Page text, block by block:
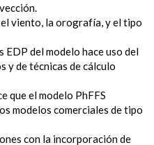
el viento, la orografía, y el tipo
EDP del modelo hace uso del
y de técnicas de cálculo
que el modelo PhFFS
modelos comerciales de tipo
con la incorporación de